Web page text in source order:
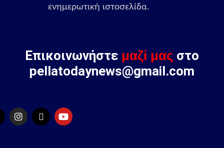
ενημερωτική ιστοσελίδα.
Επικοινωνήστε μαζί μας στο
pellatodaynews@gmail.com